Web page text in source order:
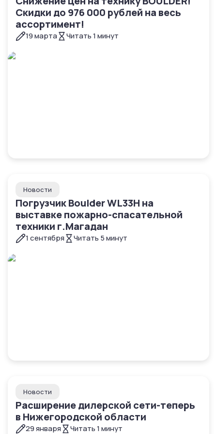
Скидки до 976 000 рублей на весь
ассортимент!
19 марта Читать1минут
Новости
Погрузчик Boulder WL33H на
выставке пожарно-спасательной
техники г.Магадан
1 сентября Читать 5минут
Новости
Расширение дилерской сети-теперь
в Нижегородской области
29 января Читать1минут